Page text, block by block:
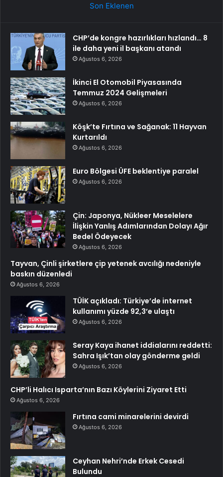
Son Eklenen
CHP’de kongre hazırlıkları hızlandı… 8
ile daha yeni il başkanı atandı
Ağustos 6, 2026
İkinci El Otomobil Piyasasında
Temmuz 2024 Gelişmeleri
Ağustos 6, 2026
Köşk’te Fırtına ve Sağanak: 11 Hayvan
Kurtarıldı
Ağustos 6, 2026
Euro Bölgesi ÜFE beklentiye paralel
Ağustos 6, 2026
Çin: Japonya, Nükleer Meselelere
İlişkin Yanlış Adımlarından Dolayı Ağır
Bedel Ödeyecek
Ağustos 6, 2026
Tayvan, Çinli şirketlere çip yetenek avcılığı nedeniyle
baskın düzenledi
Ağustos 6, 2026
TÜİK açıkladı: Türkiye’de internet
kullanımı yüzde 92,3’e ulaştı
Ağustos 6, 2026
Seray Kaya ihanet iddialarını reddetti:
Sahra Işık’tan olay gönderme geldi
Ağustos 6, 2026
CHP’li Halıcı Isparta’nın Bazı Köylerini Ziyaret Etti
Ağustos 6, 2026
Fırtına cami minarelerini devirdi
Ağustos 6, 2026
Ceyhan Nehri’nde Erkek Cesedi
Bulundu